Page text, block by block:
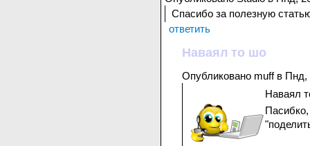
Спасибо за полезную
ответить
Наваял то шо
Опубликовано muff в Пнд,
Наваял